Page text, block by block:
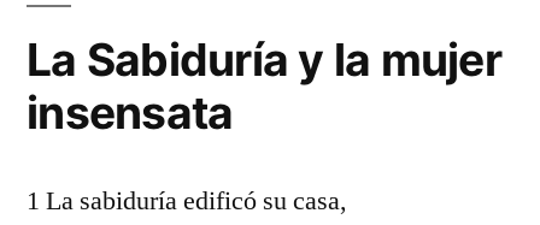
La Sabiduría y la mujer
insensata
1 La sabiduría edificó su casa,